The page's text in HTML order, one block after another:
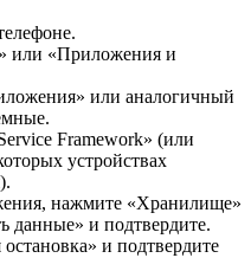
или «Приложения и
или аналогичный
Framework» (или
устройствах
нажмите «Хранилище»
данные» и подтвердите.
и подтвердите